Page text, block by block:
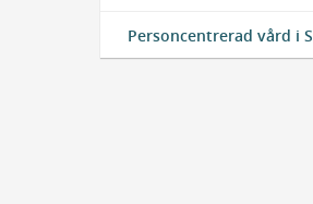
Personcentrerad vård i